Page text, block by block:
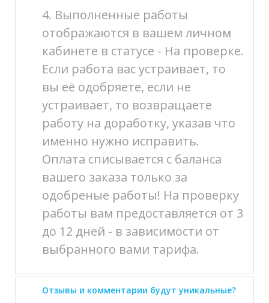
4. Выполненные работы
отображаются в вашем личном
кабинете в статусе - На проверке.
Если работа вас устраивает, то
вы её одобряете, если не
устраивает, то возвращаете
работу на доработку, указав что
именно нужно исправить.
Оплата списывается с баланса
вашего заказа только за
одобреные работы! На проверку
работы вам предоставляется от 3
до 12 дней - в зависимости от
выбранного вами тарифа.
Отзывы и комментарии будут уникальные?